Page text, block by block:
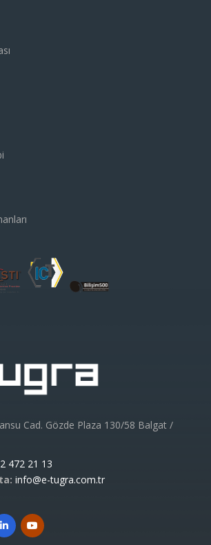
Cad. Gözde Plaza 130/58 Balgat /
472 21 13
info@e-tugra.com.tr